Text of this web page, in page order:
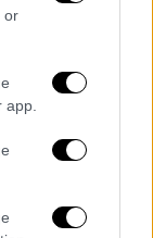
or
πλέον
τη
κλπ, να
ΣΥΡΙΖΑ